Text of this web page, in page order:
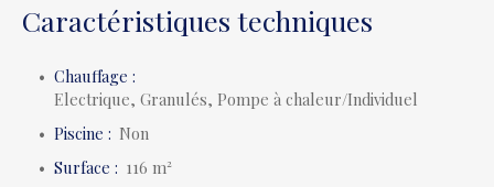
Caractéristiques techniques
Chauffage :
Electrique, Granulés, Pompe à chaleur/Individuel
Piscine : Non
Surface : 116m²